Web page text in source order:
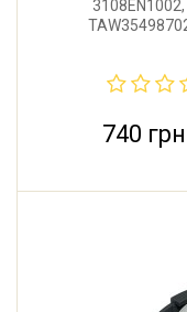
Оригінальний
740 грн